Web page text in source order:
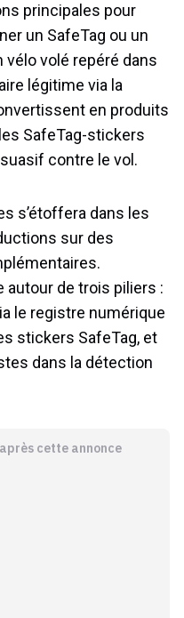
principales pour
un SafeTag ou un
vélo volé repéré dans
légitime via la
en produits
SafeTag-stickers
contre le vol.
s’étoffera dans les
sur des
de trois piliers :
le registre numérique
stickers SafeTag, et
dans la détection
cette annonce